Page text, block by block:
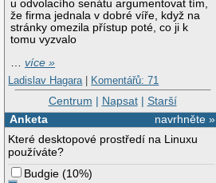
u odvolacího senátu argumentovat tím,
že firma jednala v dobré víře, když na
stránky omezila přístup poté, co ji k
tomu vyzvalo
…více »
Ladislav Hagara | Komentářů: 71
Centrum | Napsat| Starší
navrhněte »
Anketa
Které desktopové prostředí na Linuxu
používáte?
Budgie (10%)